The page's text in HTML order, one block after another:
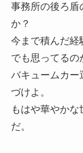
事務所の後ろ盾
か？
今まで積んだ経
でも思ってるの
バキュームカー
づけよ。
もはや華やか
だ。